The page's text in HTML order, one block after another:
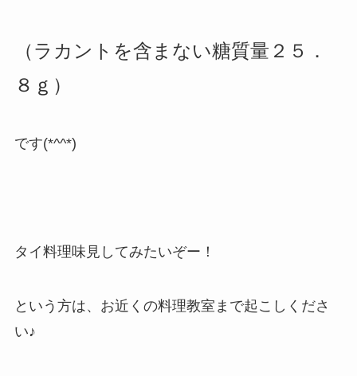
（ラカントを含まない糖質量２５．
８ｇ）
です(*^^*)
タイ料理味見してみたいぞー！
という方は、お近くの料理教室まで起こしくださ
い♪